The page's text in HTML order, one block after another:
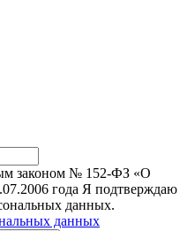
законом № 152-ФЗ «О
года Я подтверждаю
данных.
данных